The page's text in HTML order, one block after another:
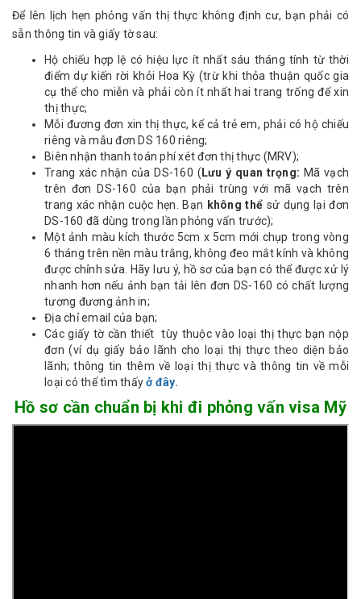
Để lên lịch hẹn phỏng vấn thị thực không định cư, bạn phải có
sẵn thông tin và giấy tờ sau:
Hộ chiếu hợp lệ có hiệu lực ít nhất sáu tháng tính từ thời
điểm dự kiến rời khỏi Hoa Kỳ (trừ khi thỏa thuận quốc gia
cụ thể cho miễn và phải còn ít nhất hai trang trống để xin
thị thực;
Mỗi đương đơn xin thị thực, kể cả trẻ em, phải có hộ chiếu
riêng và mẫu đơn DS 160 riêng;
Biên nhận thanh toán phí xét đơn thị thực (MRV);
Trang xác nhận của DS-160 ( Lưu ý quan trọng: Mã vạch
trên đơn DS-160 của bạn phải trùng với mã vạch trên
trang xác nhận cuộc hẹn. Bạn không thể sử dụng lại đơn
DS-160 đã dùng trong lần phỏng vấn trước);
Một ảnh màu kích thước 5cm x 5cm mới chụp trong vòng
6 tháng trên nền màu trắng, không đeo mắt kính và không
được chỉnh sửa. Hãy lưu ý, hồ sơ của bạn có thể được xử lý
nhanh hơn nếu ảnh bạn tải lên đơn DS-160 có chất lượng
tương đương ảnh in;
Địa chỉ email của bạn;
Các giấy tờ cần thiết tùy thuộc vào loại thị thực bạn nộp
đơn (ví dụ giấy bảo lãnh cho loại thị thực theo diện bảo
lãnh; thông tin thêm về loại thị thực và thông tin về mỗi
loại có thể tìm thấyở đây.
Hồ sơ cần chuẩn bị khi đi phỏng vấn visa Mỹ